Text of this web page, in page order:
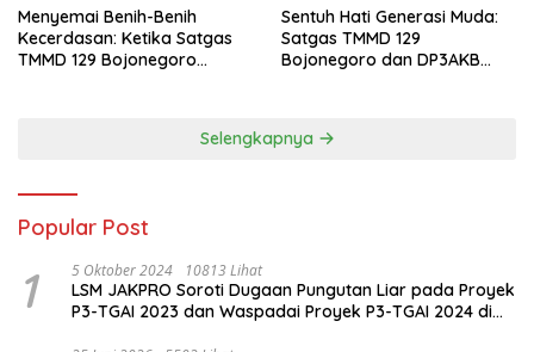
Menyemai Benih-Benih
Kecerdasan: Ketika Satgas
TMMD 129 Bojonegoro
Sentuh Hati Generasi Muda:
Satgas TMMD 129
Bojonegoro dan DP3AKB
Selengkapnya
Popular Post
1 5 Oktober 2024 10813 Lihat
LSM JAKPRO Soroti Dugaan Pungutan Liar pada Proyek
P3-TGAI 2023 dan Waspadai Proyek P3-TGAI 2024 di